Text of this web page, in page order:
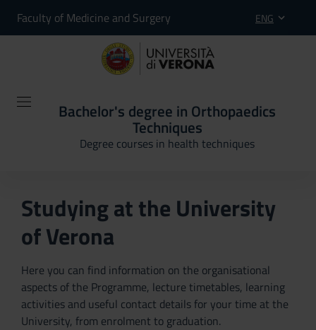
Faculty of Medicine and Surgery ENG
Bachelor's degree in Orthopaedics
Techniques
Degree courses in health techniques
Studying at the University
of Verona
Here you can find information on the organisational
aspects of the Programme, lecture timetables, learning
activities and useful contact details for your time at the
University, from enrolment to graduation.